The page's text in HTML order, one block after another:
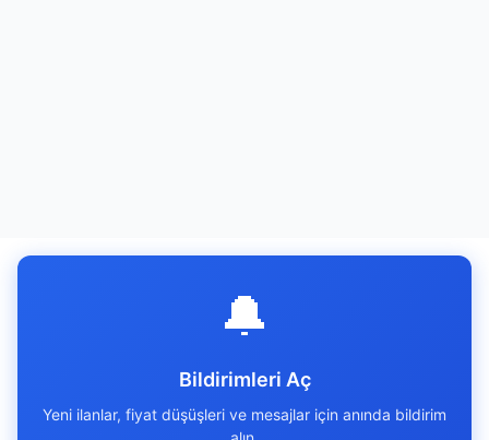
🔔
Bildirimleri Aç
Yeni ilanlar, fiyat düşüşleri ve mesajlar için anında bildirim